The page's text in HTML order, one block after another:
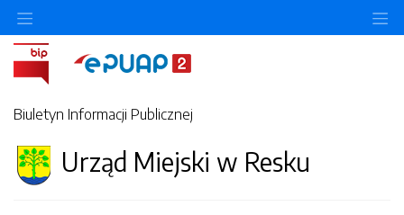
Biuletyn Informacji Publicznej
Urząd Miejski w Resku